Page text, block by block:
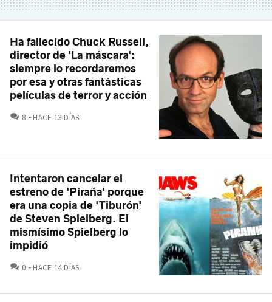
Ha fallecido Chuck Russell,
director de 'La máscara':
siempre lo recordaremos
por esa y otras fantásticas
películas de terror y acción
8 COMENTARIOS
HACE 13 DÍAS
Intentaron cancelar el
estreno de 'Piraña' porque
era una copia de 'Tiburón'
de Steven Spielberg. El
mismísimo Spielberg lo
impidió
0 COMENTARIOS
HACE 14 DÍAS